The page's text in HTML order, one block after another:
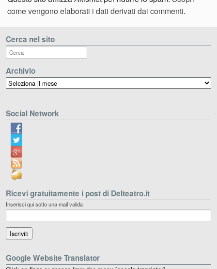
come vengono elaborati i dati derivati dai commenti.
Cerca nel sito
Archivio
Archivio
Social Network
Ricevi gratuitamente i post di Delteatro.it
Inserisci qui sotto una mail valida
Google Website Translator